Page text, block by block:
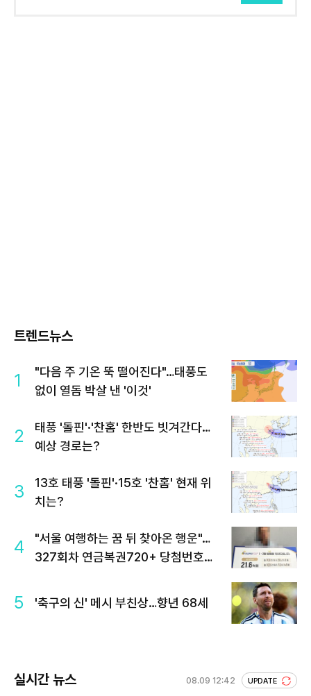
트렌드뉴스
1
"다음 주 기온 뚝 떨어진다"…태풍도
없이 열돔 박살 낸 '이것'
2
태풍 '돌핀'·'찬홈' 한반도 빗겨간다…
예상 경로는?
3
13호 태풍 '돌핀'·15호 '찬홈' 현재 위
치는?
4
"서울 여행하는 꿈 뒤 찾아온 행운"…
327회차 연금복권720+ 당첨번호조
5 '축구의 신' 메시 부친상…향년 68세
실시간 뉴스 08.09 12:42 UPDATE